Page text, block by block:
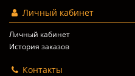
Личный кабинет
Личный кабинет
История заказов
Контакты